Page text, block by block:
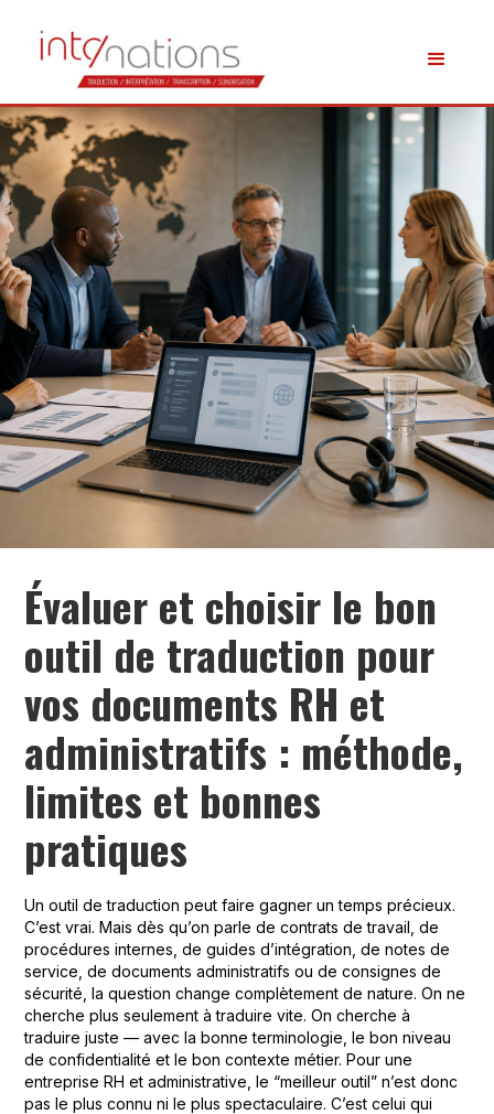
Évaluer et choisir le bon
outil de traduction pour
vos documents RH et
administratifs : méthode,
limites et bonnes
pratiques
Un outil de traduction peut faire gagner un temps précieux.
C’est vrai. Mais dès qu’on parle de contrats de travail, de
procédures internes, de guides d’intégration, de notes de
service, de documents administratifs ou de consignes de
sécurité, la question change complètement de nature. On ne
cherche plus seulement à traduire vite. On cherche à
traduire juste — avec la bonne terminologie, le bon niveau
de confidentialité et le bon contexte métier. Pour une
entreprise RH et administrative, le “meilleur outil” n’est donc
pas le plus connu ni le plus spectaculaire. C’est celui qui